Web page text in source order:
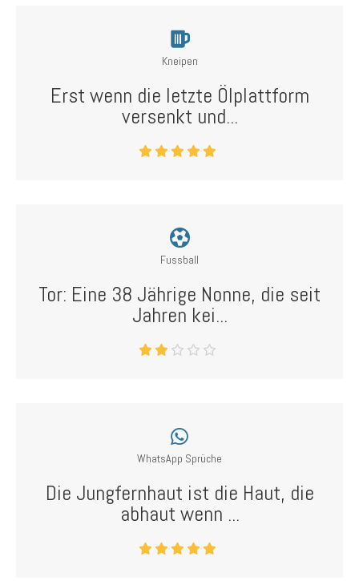
Kneipen
Erst wenn die letzte Ölplattform
versenkt und...
Fussball
Tor: Eine 38 Jährige Nonne, die seit
Jahren kei...
WhatsApp Sprüche
Die Jungfernhaut ist die Haut, die
abhaut wenn ...